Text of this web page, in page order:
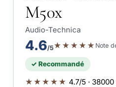
M50x
Audio-Technica
4.6/5★★★★★ Note
✓ Recommandé
★★★★★ 4.7/5 ·